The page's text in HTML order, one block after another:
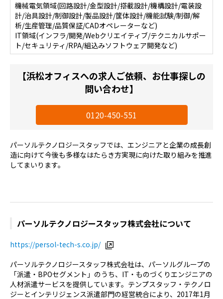
機械電気領域(回路設計/金型設計/搭載設計/機構設計/電装設
計/治具設計/制御設計/製品設計/筐体設計/機能試験/制御/解
析/生産管理/品質保証/CADオペレーターなど)
IT領域(インフラ/開発/Webクリエイティブ/テクニカルサポー
ト/セキュリティ/RPA/組込みソフトウェア開発など)
【浜松オフィスへの求人ご依頼、お仕事探しの
問い合わせ】
0120-450-551
パーソルテクノロジースタッフでは、エンジニアと企業の成長創
造に向けて今後も多様なはたらき方実現に向けた取り組みを推進
してまいります。
パーソルテクノロジースタッフ株式会社について
https://persol-tech-s.co.jp/
パーソルテクノロジースタッフ株式会社は、パーソルグループの
「派遣・BPOセグメント」のうち、IT・ものづくりエンジニアの
人材派遣サービスを提供しています。テンプスタッフ・テクノロ
ジーとインテリジェンス派遣部門の経営統合により、2017年1月